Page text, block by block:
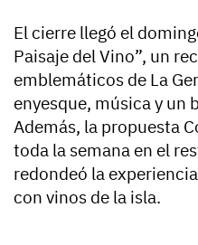
El cierre llegó el
Paisaje del Vino”, un
emblemáticos de La
enyesque, música y un
Además, la propuesta
toda la semana en el
redondeó la
con vinos de la isla.